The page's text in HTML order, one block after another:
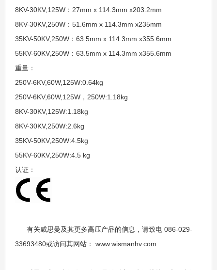
8KV-30KV,125W：27mm x 114.3mm x203.2mm
8KV-30KV,250W：51.6mm x 114.3mm x235mm
35KV-50KV,250W：63.5mm x 114.3mm x355.6mm
55KV-60KV,250W：63.5mm x 114.3mm x355.6mm
重量：
250V-6KV,60W,125W:0.64kg
250V-6KV,60W,125W，250W:1.18kg
8KV-30KV,125W:1.18kg
8KV-30KV,250W:2.6kg
35KV-50KV,250W:4.5kg
55KV-60KV,250W:4.5 kg
认证：
有关威思曼及其更多高压产品的信息，请致电 086-029-
33693480或访问其网站： www.wismanhv.com